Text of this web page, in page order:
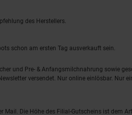
des Herstellers.
schon am ersten Tag ausverkauft sein.
und Pre- & Anfangsmilchnahrung sowie
versendet. Nur online einlösbar. Nur
Mail. Die Höhe des Filial-Gutscheins ist dem